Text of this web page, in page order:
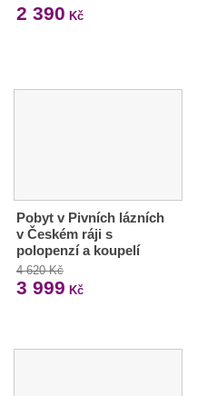
2 390 Kč
Pobyt v Pivních lázních
v Českém ráji s
polopenzí a koupelí
4 620 Kč
3 999 Kč